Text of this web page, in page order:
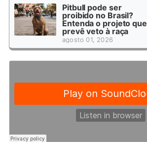
Pitbull pode ser
proibido no Brasil?
Entenda o projeto que
prevê veto à raça
agosto 01, 2026